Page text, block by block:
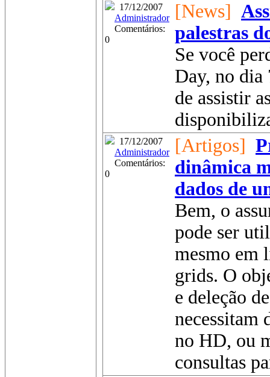
17/12/2007
Administrador
Comentários:
0
[News]
palestras
Se você
Day, no dia
de assistir
17/12/2007
Administrador
Comentários:
0
[Artigos]
dinâmica
dados de
Bem, o
pode ser
mesmo em
grids. O
e deleção
necessitam
no HD, ou
consultas